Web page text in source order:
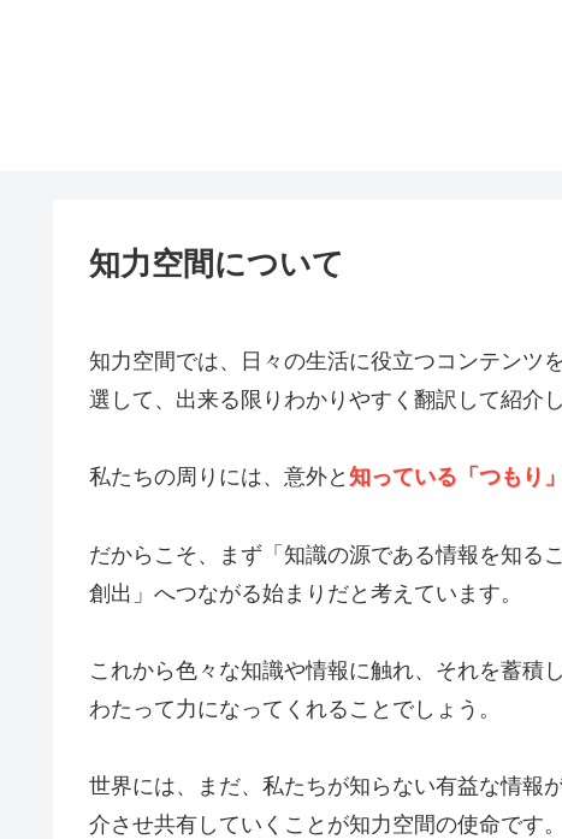
知力空間について
知力空間では、日々の生活に役立つコンテンツ
選して、出来る限りわかりやすく翻訳して紹介
私たちの周りには、意外と 知っている「つもり
だからこそ、まず「知識の源である情報を知る
創出」へつながる始まりだと考えています。
これから色々な知識や情報に触れ、それを蓄積
わたって力になってくれることでしょう。
世界には、まだ、私たちが知らない有益な情報
介させ共有していくことが知力空間の使命です。